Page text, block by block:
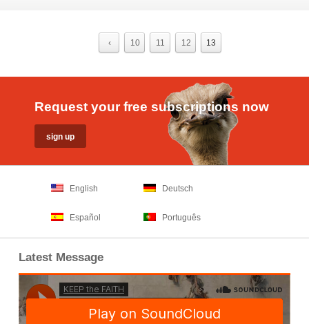
‹ 10 11 12 13
Request your free subscriptions now
English Deutsch
Español Português
Latest Message